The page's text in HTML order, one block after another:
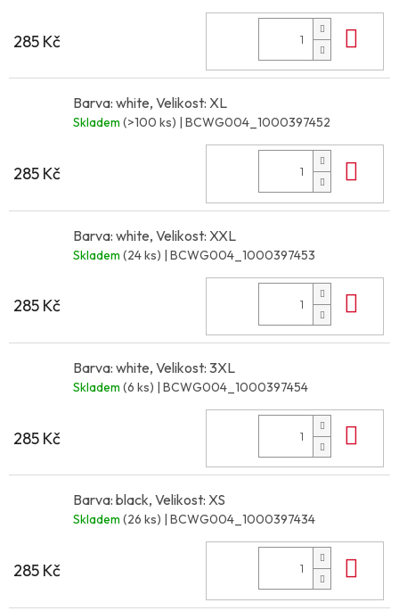
285 Kč
Barva: white, Velikost: XL
Skladem (>100 ks) | BCWG004_1000397452
285 Kč
Barva: white, Velikost: XXL
Skladem (24 ks) | BCWG004_1000397453
285 Kč
Barva: white, Velikost: 3XL
Skladem (6 ks) | BCWG004_1000397454
285 Kč
Barva: black, Velikost: XS
Skladem (26 ks) | BCWG004_1000397434
285 Kč